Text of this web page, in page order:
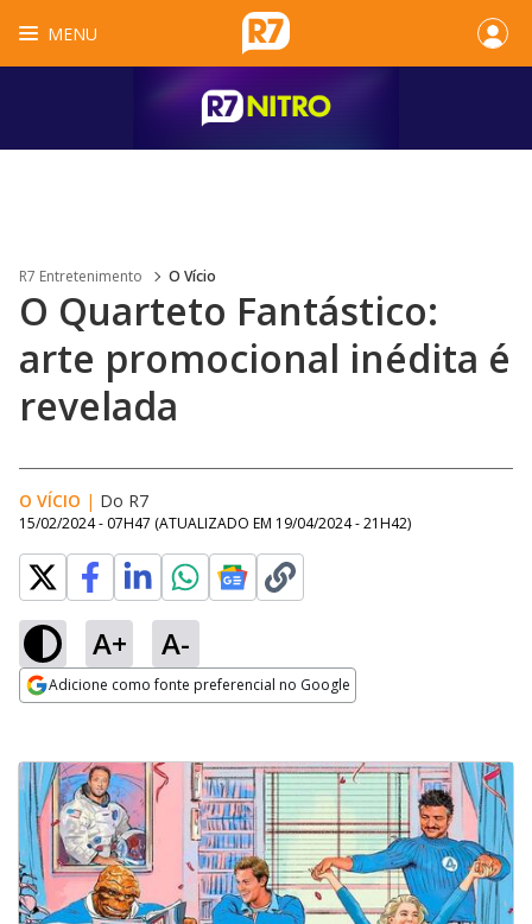
MENU
R7 Entretenimento O Vício
O Quarteto Fantástico:
arte promocional inédita é
revelada
O VÍCIO | Do R7
15/02/2024 - 07H47 (ATUALIZADO EM 19/04/2024 - 21H42)
A+ A-
Adicione como fonte preferencial no Google